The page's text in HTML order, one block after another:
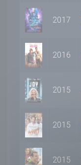
2017
2016
2015
2015
2015